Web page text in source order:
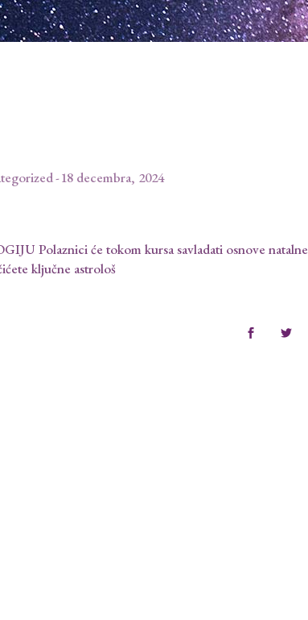
18 decembra, 2024
Polaznici će tokom kursa savladati osnove natalne
ključne astrološ